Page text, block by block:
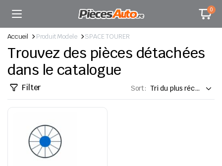
0
Accueil Produit Modele SPACE TOURER
Trouvez des pièces détachées
dans le catalogue
Filter Sort: